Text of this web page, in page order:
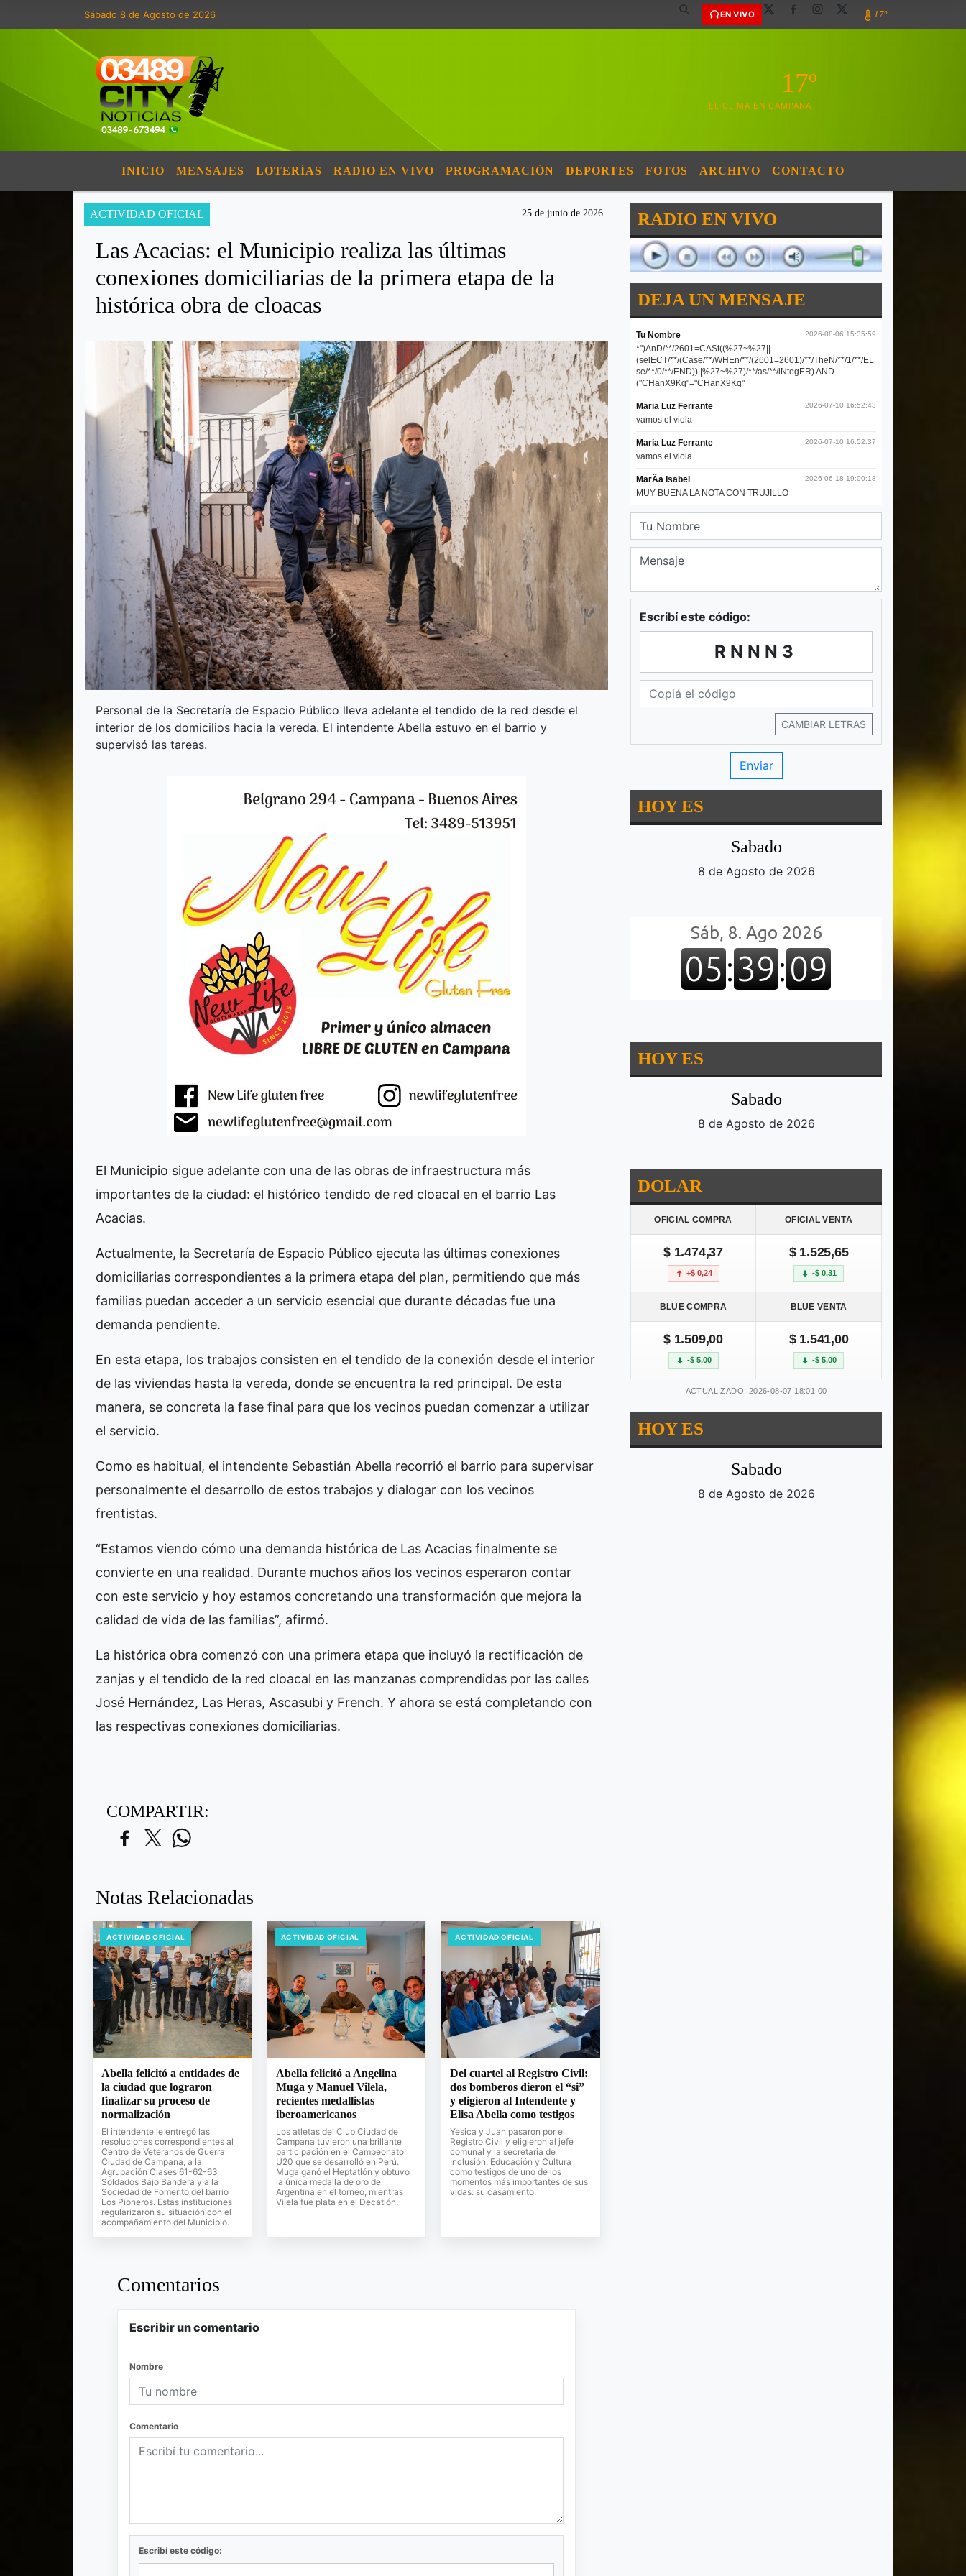
Sábado 8 de Agosto de 2026 EN VIVO 17º
17º
EL CLIMA EN CAMPANA
INICIO MENSAJES LOTERÍAS RADIO EN VIVO PROGRAMACIÓN DEPORTES FOTOS ARCHIVO CONTACTO
ACTIVIDAD OFICIAL 25 de junio de 2026
Las Acacias: el Municipio realiza las últimas
conexiones domiciliarias de la primera etapa de la
histórica obra de cloacas
Personal de la Secretaría de Espacio Público lleva adelante el tendido de la red desde el
interior de los domicilios hacia la vereda. El intendente Abella estuvo en el barrio y
supervisó las tareas.
El Municipio sigue adelante con una de las obras de infraestructura más
importantes de la ciudad: el histórico tendido de red cloacal en el barrio Las
Acacias.
Actualmente, la Secretaría de Espacio Público ejecuta las últimas conexiones
domiciliarias correspondientes a la primera etapa del plan, permitiendo que más
familias puedan acceder a un servicio esencial que durante décadas fue una
demanda pendiente.
En esta etapa, los trabajos consisten en el tendido de la conexión desde el interior
de las viviendas hasta la vereda, donde se encuentra la red principal. De esta
manera, se concreta la fase final para que los vecinos puedan comenzar a utilizar
el servicio.
Como es habitual, el intendente Sebastián Abella recorrió el barrio para supervisar
personalmente el desarrollo de estos trabajos y dialogar con los vecinos
frentistas.
“Estamos viendo cómo una demanda histórica de Las Acacias finalmente se
convierte en una realidad. Durante muchos años los vecinos esperaron contar
con este servicio y hoy estamos concretando una transformación que mejora la
calidad de vida de las familias”, afirmó.
La histórica obra comenzó con una primera etapa que incluyó la rectificación de
zanjas y el tendido de la red cloacal en las manzanas comprendidas por las calles
José Hernández, Las Heras, Ascasubi y French. Y ahora se está completando con
las respectivas conexiones domiciliarias.
COMPARTIR:
Notas Relacionadas
ACTIVIDAD OFICIAL
Abella felicitó a entidades de
la ciudad que lograron
finalizar su proceso de
normalización
El intendente le entregó las
resoluciones correspondientes al
Centro de Veteranos de Guerra
Ciudad de Campana, a la
Agrupación Clases 61-62-63
Soldados Bajo Bandera y a la
Sociedad de Fomento del barrio
Los Pioneros. Estas instituciones
regularizaron su situación con el
acompañamiento del Municipio.
ACTIVIDAD OFICIAL
Abella felicitó a Angelina
Muga y Manuel Vilela,
recientes medallistas
iberoamericanos
Los atletas del Club Ciudad de
Campana tuvieron una brillante
participación en el Campeonato
U20 que se desarrolló en Perú.
Muga ganó el Heptatlón y obtuvo
la única medalla de oro de
Argentina en el torneo, mientras
Vilela fue plata en el Decatlón.
ACTIVIDAD OFICIAL
Del cuartel al Registro Civil:
dos bomberos dieron el “si”
y eligieron al Intendente y
Elisa Abella como testigos
Yesica y Juan pasaron por el
Registro Civil y eligieron al jefe
comunal y la secretaria de
Inclusión, Educación y Cultura
como testigos de uno de los
momentos más importantes de sus
vidas: su casamiento.
Comentarios
Escribir un comentario
Nombre
Comentario
Escribí este código:
RADIO EN VIVO
DEJA UN MENSAJE
Escribí este código:
RNNN3
CAMBIAR LETRAS
HOY ES
Sabado
8 de Agosto de 2026
HOY ES
Sabado
8 de Agosto de 2026
DOLAR
OFICIAL COMPRA OFICIAL VENTA
$ 1.474,37
+$ 0,24
$ 1.525,65
-$ 0,31
BLUE COMPRA BLUE VENTA
$ 1.509,00
-$ 5,00
$ 1.541,00
-$ 5,00
ACTUALIZADO: 2026-08-07 18:01:00
HOY ES
Sabado
8 de Agosto de 2026